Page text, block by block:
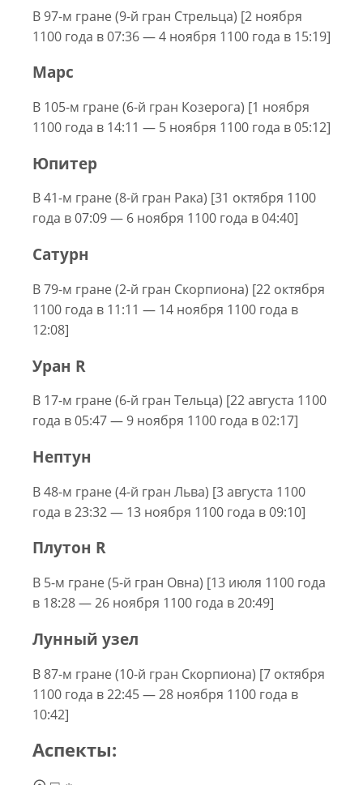
В 97-м гране (9-й гран Стрельца) [2 ноября
1100 года в 07:36 — 4 ноября 1100 года в 15:19]
Марс
В 105-м гране (6-й гран Козерога) [1 ноября
1100 года в 14:11 — 5 ноября 1100 года в 05:12]
Юпитер
В 41-м гране (8-й гран Рака) [31 октября 1100
года в 07:09 — 6 ноября 1100 года в 04:40]
Сатурн
В 79-м гране (2-й гран Скорпиона) [22 октября
1100 года в 11:11 — 14 ноября 1100 года в
12:08]
Уран R
В 17-м гране (6-й гран Тельца) [22 августа 1100
года в 05:47 — 9 ноября 1100 года в 02:17]
Нептун
В 48-м гране (4-й гран Льва) [3 августа 1100
года в 23:32 — 13 ноября 1100 года в 09:10]
Плутон R
В 5-м гране (5-й гран Овна) [13 июля 1100 года
в 18:28 — 26 ноября 1100 года в 20:49]
Лунный узел
В 87-м гране (10-й гран Скорпиона) [7 октября
1100 года в 22:45 — 28 ноября 1100 года в
10:42]
Аспекты: